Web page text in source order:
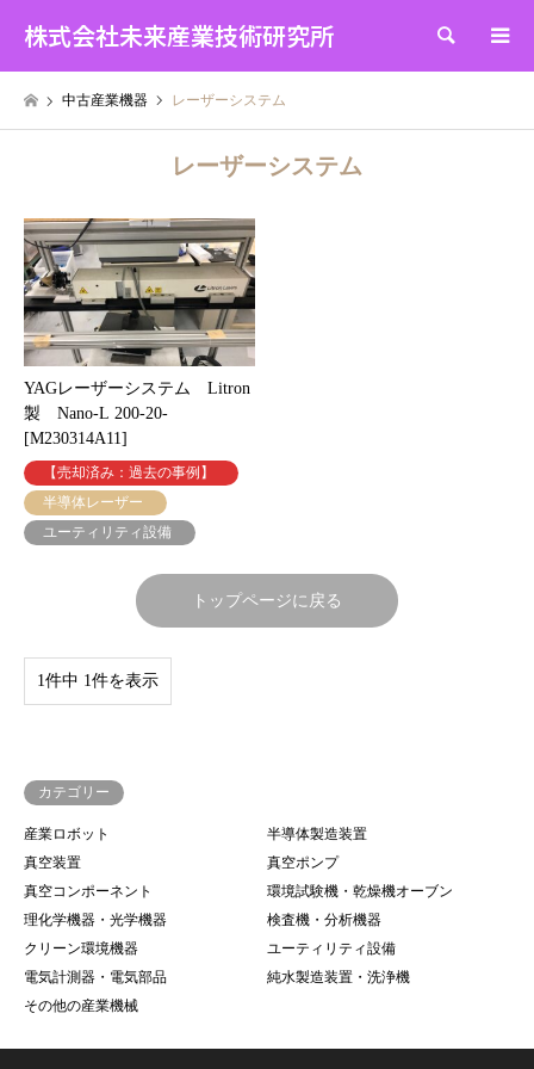
株式会社未来産業技術研究所 検索
中古産業機器 レーザーシステム
レーザーシステム
YAGレーザーシステム Litron
製 Nano-L 200-20-
[M230314A11]
【売却済み：過去の事例】
半導体レーザー
ユーティリティ設備
トップページに戻る
1件中 1件を表示
カテゴリー
産業ロボット
半導体製造装置
真空装置
真空ポンプ
真空コンポーネント
環境試験機・乾燥機オーブン
理化学機器・光学機器
検査機・分析機器
クリーン環境機器
ユーティリティ設備
電気計測器・電気部品
純水製造装置・洗浄機
その他の産業機械